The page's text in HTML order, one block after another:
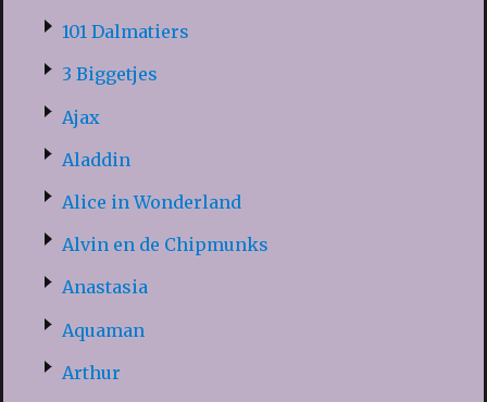
101 Dalmatiers
3 Biggetjes
Ajax
Aladdin
Alice in Wonderland
Alvin en de Chipmunks
Anastasia
Aquaman
Arthur